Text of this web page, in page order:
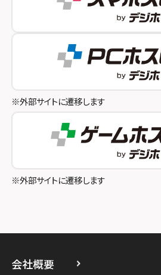
スマホスピタルオリナス錦糸町
スマホスピタル テルル成増
スマホスピタル池袋
スマホスピタル八王子
スマホスピタル町田
スマホスピタル吉祥寺
スマホスピタル立川
スマホスピタル伊丹
スマホスピタル奈良生駒
スマホスピタル和歌山
※外部サイトに遷移します
※外部サイトに遷移します
会社概要